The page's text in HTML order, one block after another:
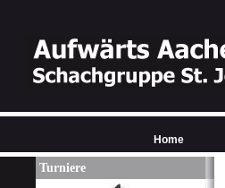
Turniere
Home